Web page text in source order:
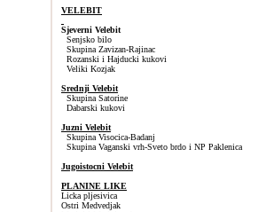
VELEBIT
Sjeverni Velebit
Senjsko bilo
Skupina Zavizan-Rajinac
Rozanski i Hajducki kukovi
Veliki Kozjak
Srednji Velebit
Skupina Satorine
Dabarski kukovi
Juzni Velebit
Skupina Visocica-Badanj
Skupina Vaganski vrh-Sveto brdo i NP Paklenica
Jugoistocni Velebit
PLANINE LIKE
Licka pljesivica
Ostri Medvedjak